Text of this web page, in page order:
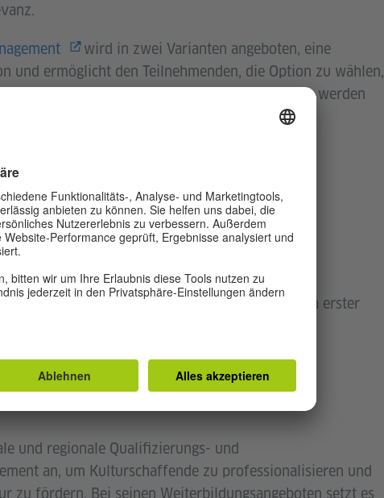
wird in zwei Varianten angeboten, eine
und ermöglicht den Teilnehmenden, die Option zu wählen,
passt. Neben dem Masterabschluss werden
& Audiences
Cultural Organizations
in Transition
Zu den Studienvoraussetzungen gehören ein erster
und gute Englischkenntnisse.
2026 (Bewerbungsschluss: 31. Mai 2026).
Management
und regionale Qualifizierungs- und
an, um Kulturschaffende zu professionalisieren und
fördern. Bei seinen Weiterbildungsangeboten setzt es